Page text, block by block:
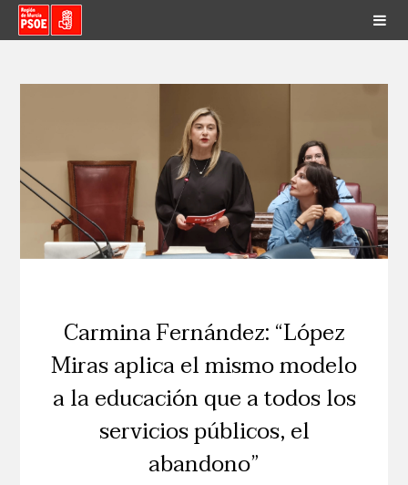
Carmina Fernández: “López
Miras aplica el mismo modelo
a la educación que a todos los
servicios públicos, el
abandono”